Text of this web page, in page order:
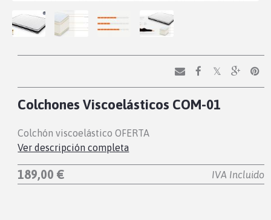
Colchones Viscoelásticos COM-01
Colchón viscoelástico OFERTA
Ver descripción completa
189,00 € IVA Incluido